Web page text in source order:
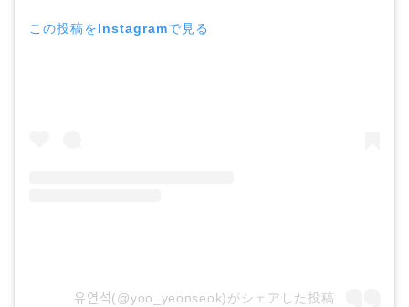
この投稿をInstagramで見る
유연석(@yoo_yeonseok)がシェアした投稿